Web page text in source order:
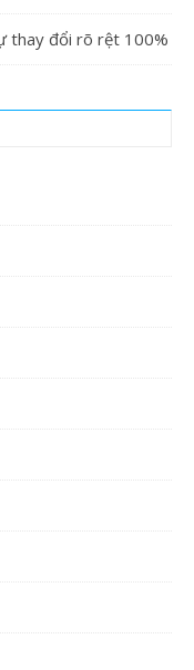
thay đổi rõ rệt 100%